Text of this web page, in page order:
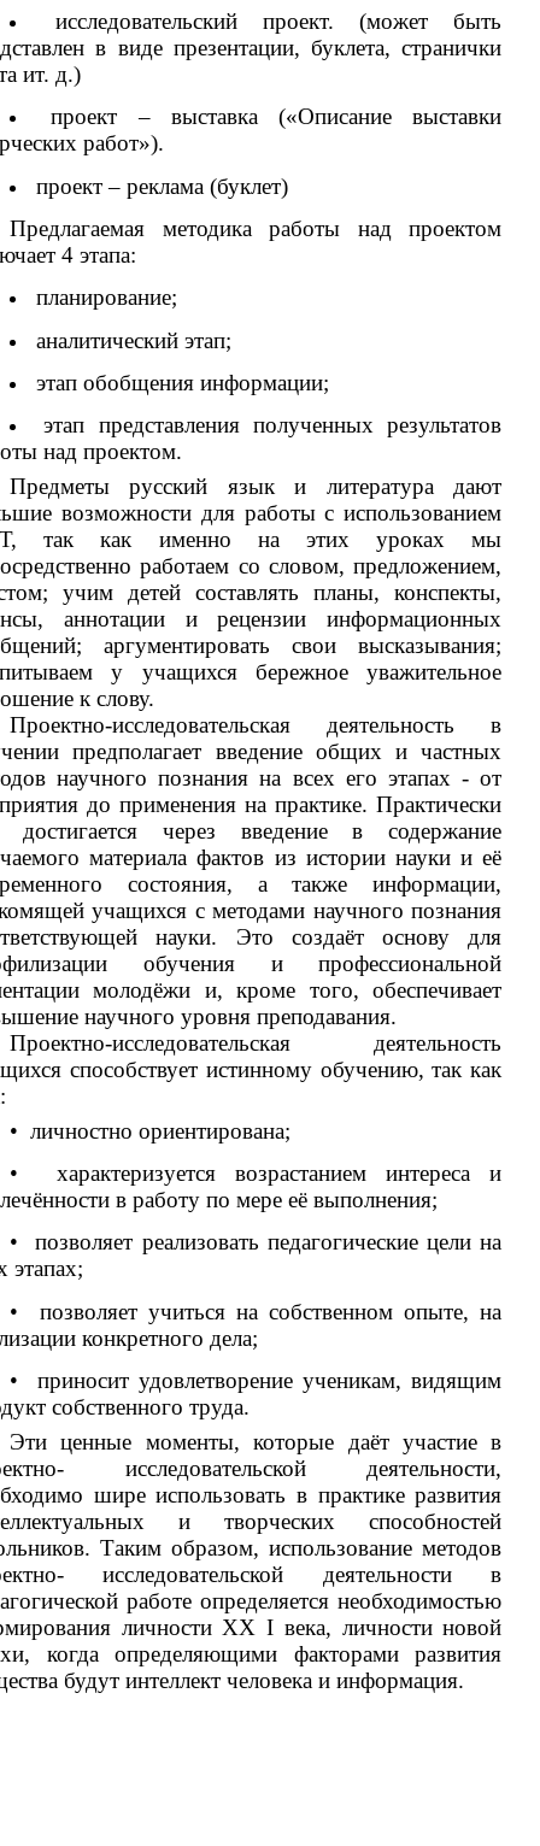
исследовательский проект. (может быть
в виде презентации, буклета, странички
ит. д.)
проект – выставка («Описание выставки
работ»).
проект – реклама (буклет)
Предлагаемая методика работы над проектом
4 этапа:
планирование;
аналитический этап;
этап обобщения информации;
этап представления полученных результатов
над проектом.
Предметы русский язык и литература дают
возможности для работы с использованием
так как именно на этих уроках мы
работаем со словом, предложением,
учим детей составлять планы, конспекты,
аннотации и рецензии информационных
аргументировать свои высказывания;
у учащихся бережное уважительное
к слову.
Проектно-исследовательская деятельность в
предполагает введение общих и частных
научного познания на всех его этапах - от
до применения на практике. Практически
достигается через введение в содержание
материала фактов из истории науки и её
состояния, а также информации,
учащихся с методами научного познания
науки. Это создаёт основу для
обучения и профессиональной
молодёжи и, кроме того, обеспечивает
научного уровня преподавания.
Проектно-исследовательская деятельность
способствует истинному обучению, так как
• личностно ориентирована;
• характеризуется возрастанием интереса и
в работу по мере её выполнения;
• позволяет реализовать педагогические цели на
этапах;
• позволяет учиться на собственном опыте, на
конкретного дела;
• приносит удовлетворение ученикам, видящим
собственного труда.
Эти ценные моменты, которые даёт участие в
исследовательской деятельности,
шире использовать в практике развития
и творческих способностей
Таким образом, использование методов
исследовательской деятельности в
работе определяется необходимостью
личности ХХ I века, личности новой
когда определяющими факторами развития
будут интеллект человека и информация.